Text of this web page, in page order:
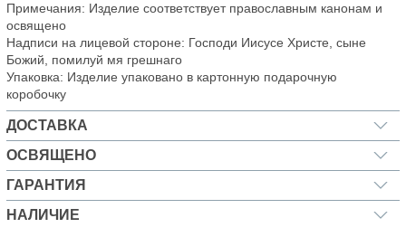
Примечания: Изделие соответствует православным канонам и
освящено
Надписи на лицевой стороне: Господи Иисусе Христе, сыне
Божий, помилуй мя грешнаго
Упаковка: Изделие упаковано в картонную подарочную
коробочку
ДОСТАВКА
ОСВЯЩЕНО
ГАРАНТИЯ
НАЛИЧИЕ